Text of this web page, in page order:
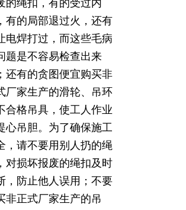
的绳扣，有的受过内
有的局部退过火，还有
电焊打过，而这些毛病
题是不容易检查出来
还有的贪图便宜购买非
厂家生产的滑轮、吊环
合格吊具，使工人作业
心吊胆。为了确保施工
，请不要用别人扔的绳
对损坏报废的绳扣及时
，防止他人误用；不要
非正式厂家生产的吊